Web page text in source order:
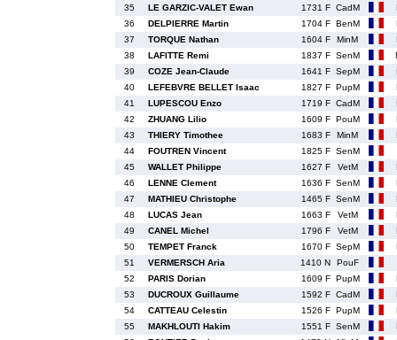
35
LE GARZIC-VALET Ewan 1731 F CadM
36
DELPIERRE Martin 1704 F BenM
37
TORQUE Nathan 1604 F MinM
38
LAFITTE Remi 1837 F SenM
39
COZE Jean-Claude 1641 F SepM
40
LEFEBVRE BELLET Isaac 1827 F PupM
41
LUPESCOU Enzo 1719 F CadM
42
ZHUANG Lilio 1609 F PouM
43
THIERY Timothee 1683 F MinM
44
FOUTREN Vincent 1825 F SenM
45
WALLET Philippe 1627 F VetM
46
LENNE Clement 1636 F SenM
47
MATHIEU Christophe 1465 F SenM
48
LUCAS Jean 1663 F VetM
49
CANEL Michel 1796 F VetM
50
TEMPET Franck 1670 F SepM
51
VERMERSCH Aria 1410 N
PouF
52
PARIS Dorian 1609 F PupM
53
DUCROUX Guillaume 1592 F CadM
54
CATTEAU Celestin 1526 F PupM
55
MAKHLOUTI Hakim 1551 F SenM